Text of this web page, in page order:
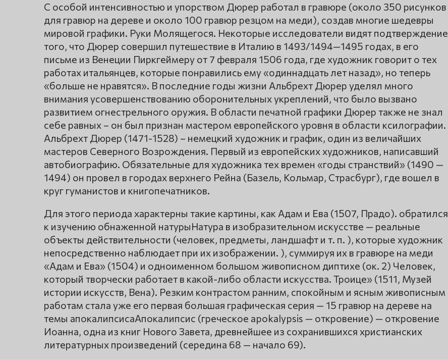
С особой интенсивностью и упорством Дюрер работал в гравюре (около 350 рисунков
для гравюр на дереве и около 100 гравюр резцом на меди), создав многие шедевры
мировой графики. Руки Молящегося. Некоторые исследователи видят подтверждение
того, что Дюрер совершил путешествие в Италию в 1493/1494—1495 годах, в его
письме из Венеции Пиркгеймеру от 7 февраля 1506 года, где художник говорит о тех
работах итальянцев, которые понравились ему «одиннадцать лет назад», но теперь
«больше не нравятся». В последние годы жизни Альбрехт Дюрер уделял много
внимания усовершенствованию оборонительных укреплений, что было вызвано
развитием огнестрельного оружия. В области печатной графики Дюрер также не знал
себе равных – он был признан мастером европейского уровня в области ксилографии.
Альбрехт Дюрер (1471-1528) – немецкий художник и график, один из величайших
мастеров Северного Возрождения. Первый из европейских художников, написавший
автобиографию. Обязательные для художника тех времен «годы странствий» (1490 —
1494) он провел в городах верхнего Рейна (Базель, Кольмар, Страсбург), где вошел в
круг гуманистов и книгопечатников.
Для этого периода характерны такие картины, как Адам и Ева (1507, Прадо). обратился
к изучению обнаженной натурыНатура в изобразительном искусстве — реальные
объекты действительности (человек, предметы, ландшафт и т. п. ), которые художник
непосредственно наблюдает при их изображении. ), суммируя их в гравюре на меди
«Адам и Ева» (1504) и одноименном большом живописном диптихе (ок. 2) Человек,
который творчески работает в какой-либо области искусства. Троице» (1511, Музей
истории искусств, Вена). Резким контрастом ранним, спокойным и ясным живописным
работам стала уже его первая большая графическая серия — 15 гравюр на дереве на
темы апокалипсисаАпокалипсис (греческое apokalypsis — откровение) — откровение
Иоанна, одна из книг Нового Завета, древнейшее из сохранившихся христианских
литературных произведений (середина 68 — начало 69).